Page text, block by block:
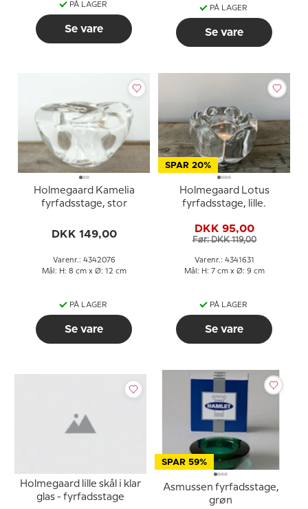
PÅ LAGER
Se vare
PÅ LAGER
Se vare
Holmegaard Kamelia
fyrfadsstage, stor
DKK 149,00
Varenr.: 4342076
Mål: H: 8 cm x Ø: 12 cm
PÅ LAGER
Se vare
SPAR 20%
Holmegaard Lotus
fyrfadsstage, lille.
DKK 95,00
Før: DKK 119,00
Varenr.: 4341631
Mål: H: 7 cm x Ø: 9 cm
PÅ LAGER
Se vare
Holmegaard lille skål i klar
glas - fyrfadsstage
SPAR 59%
Asmussen fyrfadsstage,
grøn